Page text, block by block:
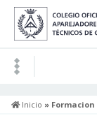
Inicio » Formacion